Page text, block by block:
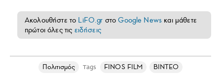
Ακολουθήστε το LiFO.gr στοGoogle News και μάθετε
πρώτοι όλες τις ειδήσεις
Πολιτισμός Tags FINOS FILM
ΒΙΝΤΕΟ